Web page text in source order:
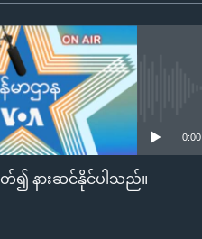
0:00
တ်၍ နားဆင်နိုင်ပါသည်။